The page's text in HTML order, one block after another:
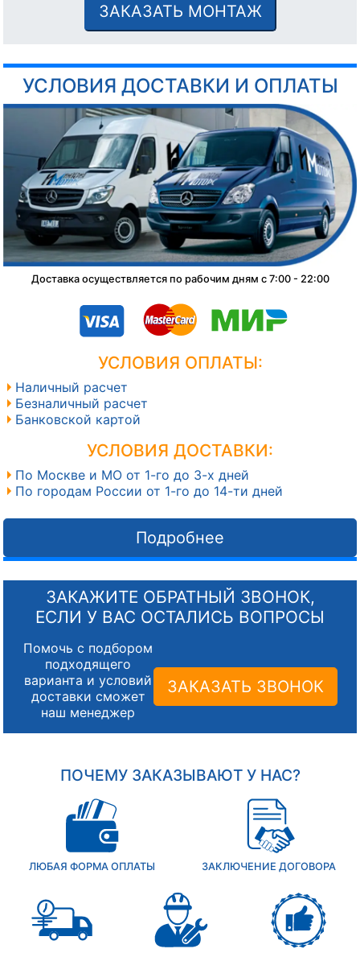
ЗАКАЗАТЬ МОНТАЖ
УСЛОВИЯ ДОСТАВКИ И ОПЛАТЫ
Доставка осуществляется по рабочим дням с 7:00 - 22:00
УСЛОВИЯ ОПЛАТЫ:
Наличный расчет
Безналичный расчет
Банковской картой
УСЛОВИЯ ДОСТАВКИ:
По Москве и МО от 1-го до 3-х дней
По городам России от 1-го до 14-ти дней
Подробнее
ЗАКАЖИТЕ ОБРАТНЫЙ ЗВОНОК,
ЕСЛИ У ВАС ОСТАЛИСЬ ВОПРОСЫ
Помочь с подбором
подходящего
варианта и условий
доставки сможет
наш менеджер
ЗАКАЗАТЬ ЗВОНОК
ПОЧЕМУ ЗАКАЗЫВАЮТ У НАС?
ЛЮБАЯ ФОРМА ОПЛАТЫ ЗАКЛЮЧЕНИЕ ДОГОВОРА